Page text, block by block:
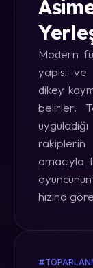
Modern
yapısı
dikey
belirler.
amacıyla
hızına